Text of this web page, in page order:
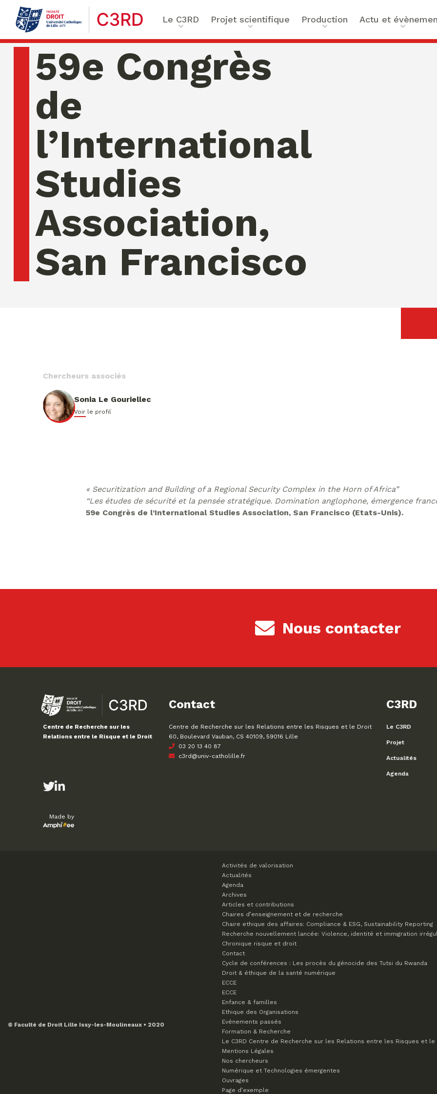
Le C3RD
Qui sommes-nous ?
Nos chercheurs
Formation & Recherche
Chaire Droit & éthique de la santé
numérique
Compliance & ESG, Sustainability
Reporting
Européenne – ECCE
Projet scientifique
Le projet scientifique
Vulnérabilités
Numérique et Technologies
Ethique des Organisations
Production
Ouvrages
Articles et contributions
Actu et
Actualités
59e Congrès
de
l’International
Studies
Association,
San Francisco
Chercheurs associés
Sonia Le Gouriellec
Voir le profil
« Securitization and Building of a Regional Security Complex in the Horn of Africa”
“Les études de sécurité et la pensée stratégique. Domination anglophone, émergence
59e Congrès de l’International Studies Association, San Francisco (Etats-Unis).
Nous contacter
Centre de Recherche sur les
Relations entre le Risque et le Droit
Contact
Centre de Recherche sur les Relations entre les Risques et le Droit
60, Boulevard Vauban, CS 40109, 59016 Lille
03 20 13 40 87
c3rd@univ-catholille.fr
C3RD
Le C3RD
Projet
Actualités
Agenda
Made by
© Faculté de Droit Lille Issy-les-Moulineaux • 2020
Activités de valorisation
Actualités
Agenda
Archives
Articles et contributions
Chaires d’enseignement et de recherche
Chaire ethique des affaires: Compliance & ESG, Sustainability Reporting
Recherche nouvellement lancée: Violence, identité et immigration
Chronique risque et droit
Contact
Cycle de conférences : Les procès du génocide des Tutsi du Rwanda
Droit & éthique de la santé numérique
ECCE
ECCE
Enfance & familles
Ethique des Organisations
Evénements passés
Formation & Recherche
Le C3RD Centre de Recherche sur les Relations entre les Risques et le
Mentions Légales
Nos chercheurs
Numérique et Technologies émergentes
Ouvrages
Page d’exemple